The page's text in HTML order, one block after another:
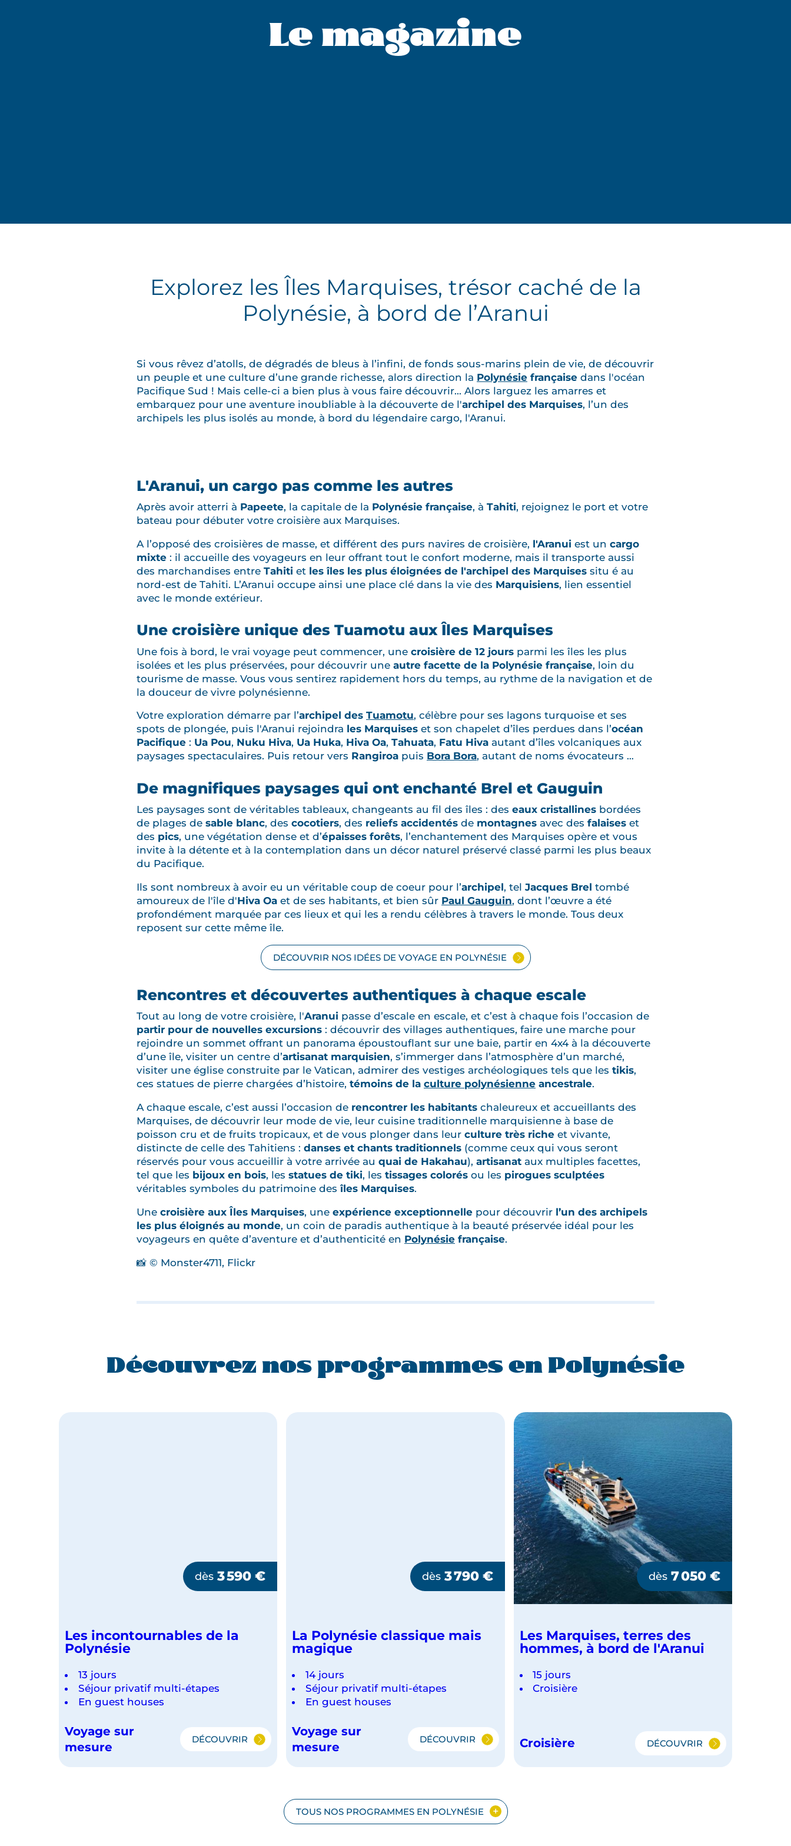
Le magazine
Explorez les Îles Marquises, trésor caché de la
Polynésie, à bord de l’Aranui
Si vous rêvez d’atolls, de dégradés de bleus à l’infini, de fonds sous-marins plein de vie, de découvrir
un peuple et une culture d’une grande richesse, alors direction la Polynésie française dans l'océan
Pacifique Sud ! Mais celle-ci a bien plus à vous faire découvrir... Alors larguez les amarres et
embarquez pour une aventure inoubliable à la découverte de l'archipel des Marquises, l’un des
archipels les plus isolés au monde, à bord du légendaire cargo, l'Aranui.
L'Aranui, un cargo pas comme les autres
Après avoir atterri à Papeete, la capitale de la Polynésie française, à Tahiti, rejoignez le port et votre
bateau pour débuter votre croisière aux Marquises.
A l’opposé des croisières de masse, et différent des purs navires de croisière, l'Aranui est un cargo
mixte : il accueille des voyageurs en leur offrant tout le confort moderne, mais il transporte aussi
des marchandises entre Tahiti et les îles les plus éloignées de l'archipel des Marquises situ é au
nord-est de Tahiti. L’Aranui occupe ainsi une place clé dans la vie des Marquisiens, lien essentiel
avec le monde extérieur.
Une croisière unique des Tuamotu aux Îles Marquises
Une fois à bord, le vrai voyage peut commencer, une croisière de 12 jours parmi les îles les plus
isolées et les plus préservées, pour découvrir une autre facette de la Polynésie française, loin du
tourisme de masse. Vous vous sentirez rapidement hors du temps, au rythme de la navigation et de
la douceur de vivre polynésienne.
Votre exploration démarre par l’archipel des Tuamotu, célèbre pour ses lagons turquoise et ses
spots de plongée, puis l'Aranui rejoindra les Marquises et son chapelet d’îles perdues dans l’océan
Pacifique : Ua Pou, Nuku Hiva, Ua Huka, Hiva Oa, Tahuata, Fatu Hiva autant d’îles volcaniques aux
paysages spectaculaires. Puis retour vers Rangiroa puis Bora Bora, autant de noms évocateurs …
De magnifiques paysages qui ont enchanté Brel et Gauguin
Les paysages sont de véritables tableaux, changeants au fil des îles : des eaux cristallines bordées
de plages de sable blanc, des cocotiers, des reliefs accidentés de montagnes avec des falaises et
des pics, une végétation dense et d’épaisses forêts, l’enchantement des Marquises opère et vous
invite à la détente et à la contemplation dans un décor naturel préservé classé parmi les plus beaux
du Pacifique.
Ils sont nombreux à avoir eu un véritable coup de coeur pour l’archipel, tel Jacques Brel tombé
amoureux de l'île d'Hiva Oa et de ses habitants, et bien sûr Paul Gauguin, dont l’œuvre a été
profondément marquée par ces lieux et qui les a rendu célèbres à travers le monde. Tous deux
reposent sur cette même île.
DÉCOUVRIR NOS IDÉES DE VOYAGE EN POLYNÉSIE
Rencontres et découvertes authentiques à chaque escale
Tout au long de votre croisière, l'Aranui passe d’escale en escale, et c’est à chaque fois l’occasion de
partir pour de nouvelles excursions : découvrir des villages authentiques, faire une marche pour
rejoindre un sommet offrant un panorama époustouflant sur une baie, partir en 4x4 à la découverte
d’une île, visiter un centre d’artisanat marquisien, s’immerger dans l’atmosphère d’un marché,
visiter une église construite par le Vatican, admirer des vestiges archéologiques tels que les tikis,
ces statues de pierre chargées d’histoire, témoins de la culture polynésienne ancestrale.
A chaque escale, c’est aussi l’occasion de rencontrer les habitants chaleureux et accueillants des
Marquises, de découvrir leur mode de vie, leur cuisine traditionnelle marquisienne à base de
poisson cru et de fruits tropicaux, et de vous plonger dans leur culture très riche et vivante,
distincte de celle des Tahitiens : danses et chants traditionnels (comme ceux qui vous seront
réservés pour vous accueillir à votre arrivée au quai de Hakahau), artisanat aux multiples facettes,
tel que les bijoux en bois, les statues de tiki, les tissages colorés ou les pirogues sculptées
véritables symboles du patrimoine des îles Marquises.
Une croisière aux Îles Marquises, une expérience exceptionnelle pour découvrir l’un des archipels
les plus éloignés au monde, un coin de paradis authentique à la beauté préservée idéal pour les
voyageurs en quête d’aventure et d’authenticité en Polynésie française.
📸 © Monster4711, Flickr
Découvrez nos programmes en Polynésie
dès 3 590€
Les incontournables de la
Polynésie
13 jours
Séjour privatif multi-étapes
En guest houses
Voyage sur
mesure
DÉCOUVRIR
LES
INCONTOURNABLES
DE
dès 3 790 €
La Polynésie classique mais
magique
14 jours
Séjour privatif multi-étapes
En guest houses
Voyage sur
mesure
DÉCOUVRIR
LA
CLASSIQUE
dès 7 050 €
Les Marquises, terres des
hommes, à bord de l'Aranui
15 jours
Croisière
Croisière DÉCOUVRIR
LES
MARQUISES,
TOUS NOS PROGRAMMES EN POLYNÉSIE